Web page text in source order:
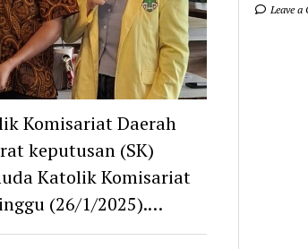
Komisariat Daerah
keputusan (SK)
Katolik Komisariat
(26/1/2025).…
Leave a